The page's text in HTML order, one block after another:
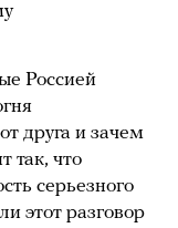
Россией
друга и зачем
так, что
серьезного
этот разговор